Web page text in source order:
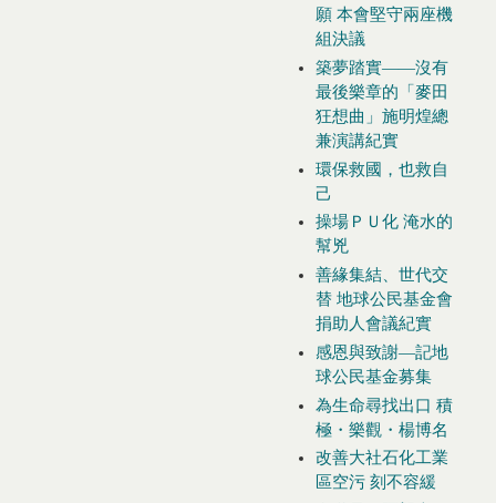
願 本會堅守兩座機
組決議
築夢踏實——沒有
最後樂章的「麥田
狂想曲」施明煌總
兼演講紀實
環保救國，也救自
己
操場ＰＵ化 淹水的
幫兇
善緣集結、世代交
替 地球公民基金會
捐助人會議紀實
感恩與致謝—記地
球公民基金募集
為生命尋找出口 積
極・樂觀・楊博名
改善大社石化工業
區空污 刻不容緩